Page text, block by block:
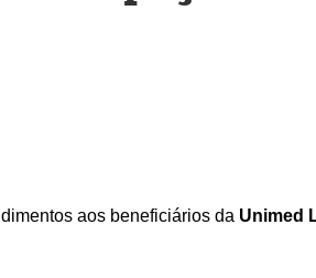
aos beneficiários da Unimed